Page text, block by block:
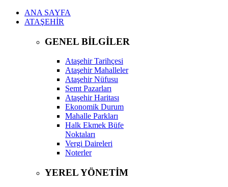
ANA SAYFA
ATAŞEHİR
GENEL BİLGİLER
Ataşehir Tarihçesi
Ataşehir Mahalleler
Ataşehir Nüfusu
Semt Pazarları
Ataşehir Haritası
Ekonomik Durum
Mahalle Parkları
Halk Ekmek Büfe
Noktaları
Vergi Daireleri
Noterler
YEREL YÖNETİM